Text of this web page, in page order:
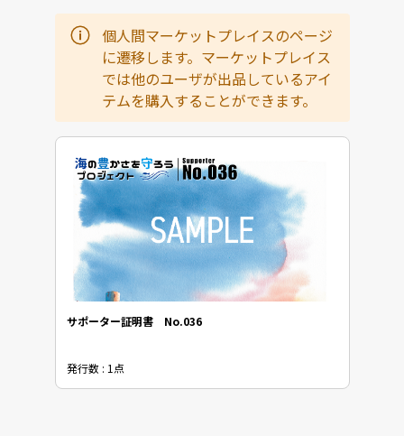
個人間マーケットプレイスのページ
に遷移します。マーケットプレイス
では他のユーザが出品しているアイ
テムを購入することができます。
サポーター証明書 No.036
発行数 : 1点